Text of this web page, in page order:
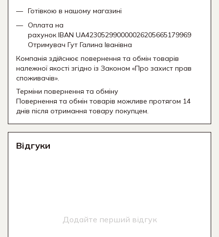
Готівкою в нашому магазині
Оплата на
рахунок IBAN UA423052990000026205665179969
Отримувач Гут Галина Іванівна
Компанія здійснює повернення та обмін товарів
належної якості згідно із Законом «Про захист прав
споживачів».
Терміни повернення та обміну
Повернення та обмін товарів можливе протягом 14
днів після отримання товару покупцем.
Відгуки
Додайте перший відгук